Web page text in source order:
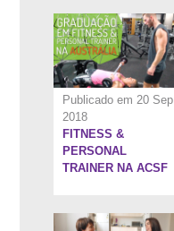
Publicado em 20 Sep
2018
FITNESS &
PERSONAL
TRAINER NA ACSF